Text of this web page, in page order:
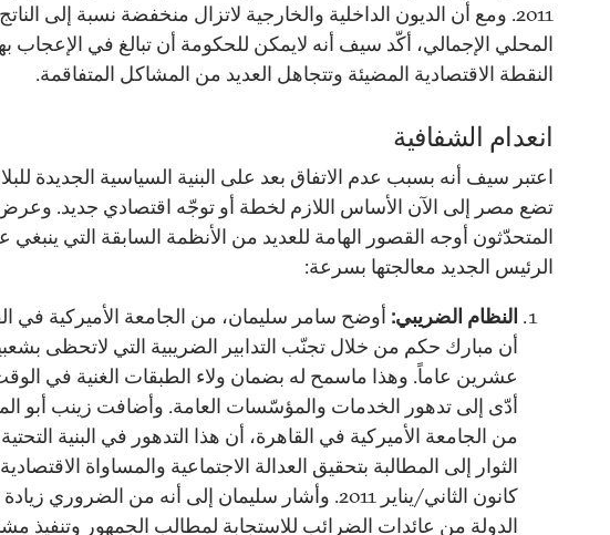
2011. ومع أن الديون الداخلية والخارجية لاتزال منخفضة نسبة إلى الناتج
المحلي الإجمالي، أكّد سيف أنه لايمكن للحكومة أن تبالغ في الإعجاب
النقطة الاقتصادية المضيئة وتتجاهل العديد من المشاكل المتفاقمة.
انعدام الشفافية
اعتبر سيف أنه بسبب عدم الاتفاق بعد على البنية السياسية الجديدة
تضع مصر إلى الآن الأساس اللازم لخطة أو توجّه اقتصادي جديد.
المتحدّثون أوجه القصور الهامة للعديد من الأنظمة السابقة التي ينبغي
الرئيس الجديد معالجتها بسرعة:
النظام الضريبي: أوضح سامر سليمان، من الجامعة الأميركية في
أن مبارك حكم من خلال تجنّب التدابير الضريبية التي لاتحظى
عشرين عاماً. وهذا ماسمح له بضمان ولاء الطبقات الغنية في
أدّى إلى تدهور الخدمات والمؤسّسات العامة. وأضافت زينب أبو
من الجامعة الأميركية في القاهرة، أن هذا التدهور في البنية
الثوار إلى المطالبة بتحقيق العدالة الاجتماعية والمساواة
كانون الثاني/يناير 2011. وأشار سليمان إلى أنه من الضروري
الدولة من عائدات الضرائب للاستجابة لمطالب الجمهور وتنفيذ